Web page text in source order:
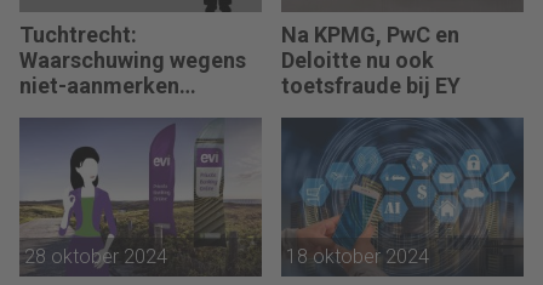
Tuchtrecht:
Waarschuwing wegens
niet-aanmerken
juridische kosten als
aangelegenheid’
Na KPMG, PwC en
Deloitte nu ook
toetsfraude bij EY
28 oktober 2024 18 oktober 2024